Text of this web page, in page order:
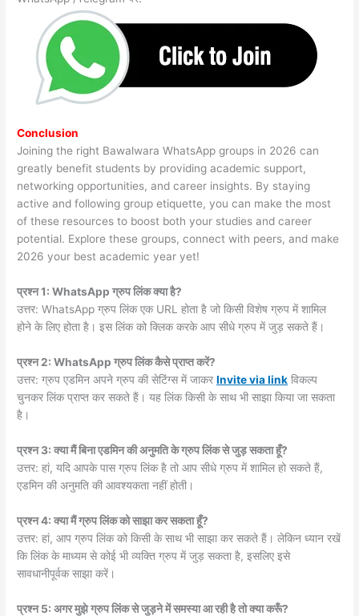
Conclusion
Joining the right Bawalwara WhatsApp groups in 2026 can
greatly benefit students by providing academic support,
networking opportunities, and career insights. By staying
active and following group etiquette, you can make the most
of these resources to boost both your studies and career
potential. Explore these groups, connect with peers, and make
2026 your best academic year yet!
प्रश्न 1: WhatsApp ग्रुप लिंक क्या है?
उत्तर: WhatsApp ग्रुप लिंक एक URL होता है जो किसी विशेष ग्रुप में शामिल
होने के लिए होता है। इस लिंक को क्लिक करके आप सीधे ग्रुप में जुड़ सकते हैं।
प्रश्न 2: WhatsApp ग्रुप लिंक कैसे प्राप्त करें?
उत्तर: ग्रुप एडमिन अपने ग्रुप की सेटिंग्स में जाकरInvite via link विकल्प
चुनकर लिंक प्राप्त कर सकते हैं। यह लिंक किसी के साथ भी साझा किया जा सकता
है।
प्रश्न 3: क्या मैं बिना एडमिन की अनुमति के ग्रुप लिंक से जुड़ सकता हूँ?
उत्तर: हां, यदि आपके पास ग्रुप लिंक है तो आप सीधे ग्रुप में शामिल हो सकते हैं,
एडमिन की अनुमति की आवश्यकता नहीं होती।
प्रश्न 4: क्या मैं ग्रुप लिंक को साझा कर सकता हूँ?
उत्तर: हां, आप ग्रुप लिंक को किसी के साथ भी साझा कर सकते हैं। लेकिन ध्यान रखें
कि लिंक के माध्यम से कोई भी व्यक्ति ग्रुप में जुड़ सकता है, इसलिए इसे
सावधानीपूर्वक साझा करें।
प्रश्न 5: अगर मुझे ग्रुप लिंक से जुड़ने में समस्या आ रही है तो क्या करूँ?